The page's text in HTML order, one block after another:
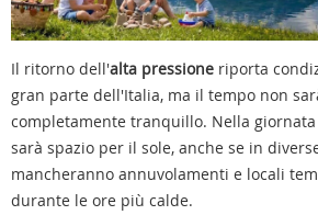
Il ritorno dell'alta pressione riporta
gran parte dell'Italia, ma il tempo non
completamente tranquillo. Nella
sarà spazio per il sole, anche se in
mancheranno annuvolamenti e locali
durante le ore più calde.